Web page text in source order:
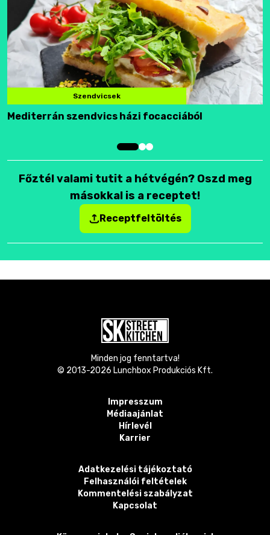
Szendvicsek
Mediterrán szendvics házi focacciából
Főztél valami tutit a hétvégén? Oszd meg
másokkal is a receptet!
Receptfeltöltés
Minden jog fenntartva!
© 2013-2026 Lunchbox Produkciós Kft.
Impresszum
Médiaajánlat
Hírlevél
Karrier
Adatkezelési tájékoztató
Felhasználói feltételek
Kommentelési szabályzat
Kapcsolat